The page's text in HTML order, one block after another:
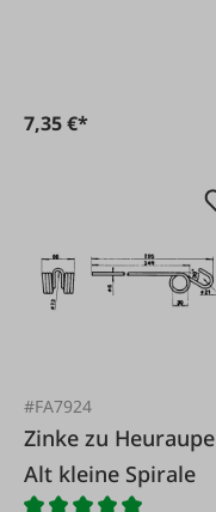
7,35 €*
#FA7924
Zinke zu Heuraupe
Alt kleine Spirale